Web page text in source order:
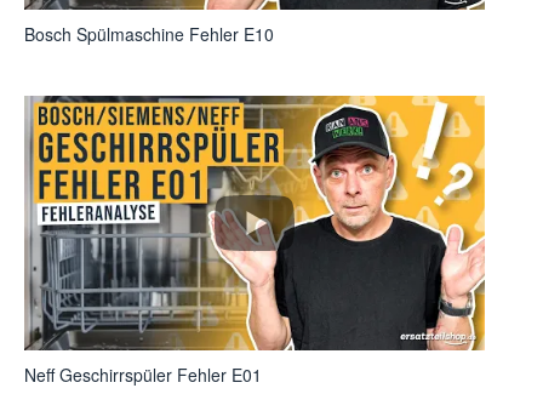
Bosch Spülmaschine Fehler E10
Neff Geschirrspüler Fehler E01